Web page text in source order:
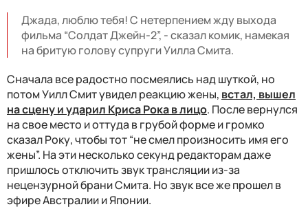
Джада, люблю тебя! С нетерпением жду выхода
фильма “Солдат Джейн-2”, - сказал комик, намекая
на бритую голову супруги Уилла Смита.
Сначала все радостно посмеялись над шуткой, но
потом Уилл Смит увидел реакцию жены, встал, вышел
на сцену и ударил Криса Рока в лицо. После вернулся
на свое место и оттуда в грубой форме и громко
сказал Року, чтобы тот “не смел произносить имя его
жены”. На эти несколько секунд редакторам даже
пришлось отключить звук трансляции из-за
нецензурной брани Смита. Но звук все же прошел в
эфире Австралии и Японии.